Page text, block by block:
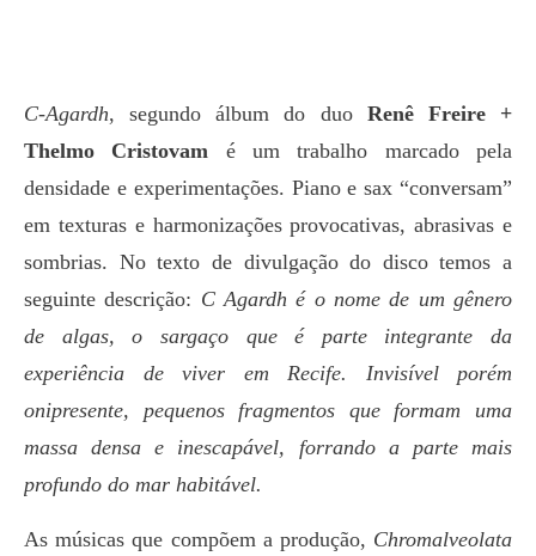
C-Agardh, segundo álbum do duo Renê Freire +
Thelmo Cristovam é um trabalho marcado pela
densidade e experimentações. Piano e sax “conversam”
em texturas e harmonizações provocativas, abrasivas e
sombrias. No texto de divulgação do disco temos a
seguinte descrição: C Agardh é o nome de um gênero
de algas, o sargaço que é parte integrante da
experiência de viver em Recife. Invisível porém
onipresente, pequenos fragmentos que formam uma
massa densa e inescapável, forrando a parte mais
profundo do mar habitável.
As músicas que compõem a produção, Chromalveolata